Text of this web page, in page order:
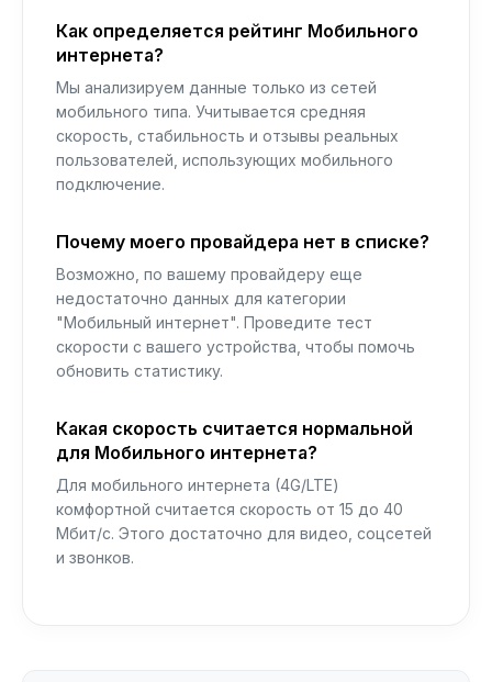
Как определяется рейтинг Мобильного
интернета?
Мы анализируем данные только из сетей
мобильного типа. Учитывается средняя
скорость, стабильность и отзывы реальных
пользователей, использующих мобильного
подключение.
Почему моего провайдера нет в списке?
Возможно, по вашему провайдеру еще
недостаточно данных для категории
"Мобильный интернет". Проведите тест
скорости с вашего устройства, чтобы помочь
обновить статистику.
Какая скорость считается нормальной
для Мобильного интернета?
Для мобильного интернета (4G/LTE)
комфортной считается скорость от 15 до 40
Мбит/с. Этого достаточно для видео, соцсетей
и звонков.